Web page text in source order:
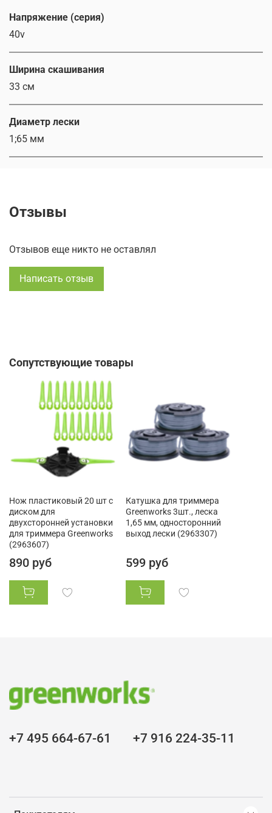
Напряжение (серия)
40v
Ширина скашивания
33 см
Диаметр лески
1;65 мм
Отзывы
Отзывов еще никто не оставлял
Написать отзыв
Сопутствующие товары
Нож пластиковый 20 шт с
диском для
двухсторонней установки
для триммера Greenworks
(2963607)
890 руб
Катушка для триммера
Greenworks 3шт., леска
1,65 мм, односторонний
выход лески (2963307)
599 руб
+7 495 664-67-61 +7 916 224-35-11